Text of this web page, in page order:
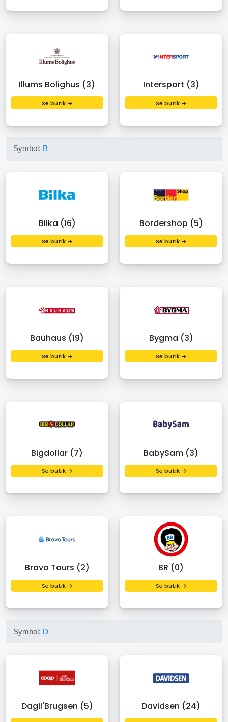
Illums Bolighus (3)
Se butik →
Intersport (3)
Se butik →
Symbol: B
Bilka (16)
Se butik →
Bordershop (5)
Se butik →
Bauhaus (19)
Se butik →
Bygma (3)
Se butik →
Bigdollar (7)
Se butik →
BabySam (3)
Se butik →
Bravo Tours (2)
Se butik →
BR (0)
Se butik →
Symbol: D
Dagli'Brugsen (5) Davidsen (24)